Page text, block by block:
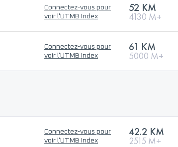
Connectez-vous pour
voir l'UTMB Index
52 KM
4130 M+
Connectez-vous pour
voir l'UTMB Index
61 KM
5000 M+
Connectez-vous pour
voir l'UTMB Index
42.2 KM
2515 M+